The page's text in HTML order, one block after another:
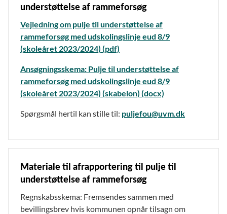
understøttelse af rammeforsøg
Vejledning om pulje til understøttelse af
rammeforsøg med udskolingslinje eud 8/9
(skoleåret 2023/2024) (pdf)
Ansøgningsskema: Pulje til understøttelse af
rammeforsøg med udskolingslinje eud 8/9
(skoleåret 2023/2024) (skabelon) (docx)
Spørgsmål hertil kan stille til: puljefou@uvm.dk
Materiale til afrapportering til pulje til
understøttelse af rammeforsøg
Regnskabsskema: Fremsendes sammen med
bevillingsbrev hvis kommunen opnår tilsagn om